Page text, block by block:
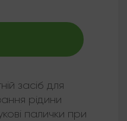
засіб для
рідини
палички при